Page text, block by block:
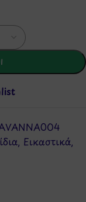
, Εικαστικά,